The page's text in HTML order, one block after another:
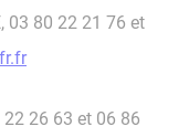
03 80 22 21 76 et
22 26 63 et 06 86